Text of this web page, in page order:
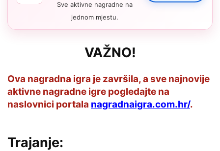
Sve aktivne nagradne na
jednom mjestu.
VAŽNO!
Ova nagradna igra je završila, a sve najnovije
aktivne nagradne igre pogledajte na
naslovnici portala nagradnaigra.com.hr/.
Trajanje: